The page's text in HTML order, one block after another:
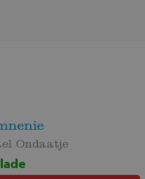
Ondaatje